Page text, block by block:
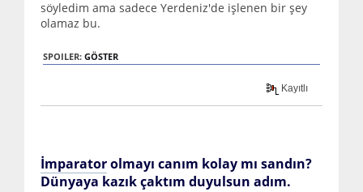
söyledim ama sadece Yerdeniz'de işlenen bir şey
olamaz bu.
SPOILER: GÖSTER
Kayıtlı
İmparatorolmayı canım kolay mı sandın?
Dünyaya kazık çaktım duyulsun adım.